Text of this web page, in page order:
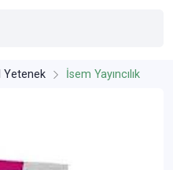
Yetenek İsem Yayıncılık